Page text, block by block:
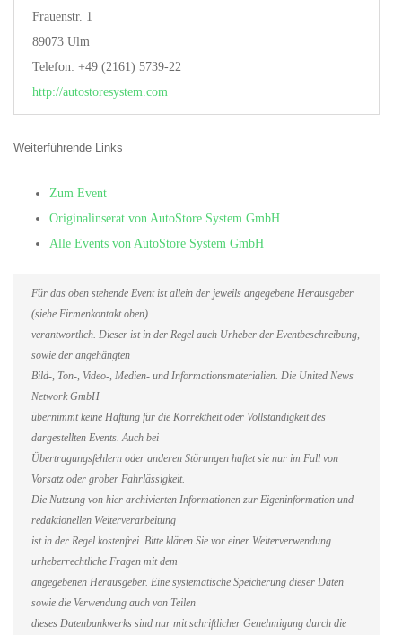
Frauenstr. 1
89073 Ulm
Telefon: +49 (2161) 5739-22
http://autostoresystem.com
Weiterführende Links
Zum Event
Originalinserat von AutoStore System GmbH
Alle Events von AutoStore System GmbH
Für das oben stehende Event ist allein der jeweils angegebene Herausgeber
(siehe Firmenkontakt oben)
verantwortlich. Dieser ist in der Regel auch Urheber der Eventbeschreibung,
sowie der angehängten
Bild-, Ton-, Video-, Medien- und Informationsmaterialien. Die United News
Network GmbH
übernimmt keine Haftung für die Korrektheit oder Vollständigkeit des
dargestellten Events. Auch bei
Übertragungsfehlern oder anderen Störungen haftet sie nur im Fall von
Vorsatz oder grober Fahrlässigkeit.
Die Nutzung von hier archivierten Informationen zur Eigeninformation und
redaktionellen Weiterverarbeitung
ist in der Regel kostenfrei. Bitte klären Sie vor einer Weiterverwendung
urheberrechtliche Fragen mit dem
angegebenen Herausgeber. Eine systematische Speicherung dieser Daten
sowie die Verwendung auch von Teilen
dieses Datenbankwerks sind nur mit schriftlicher Genehmigung durch die